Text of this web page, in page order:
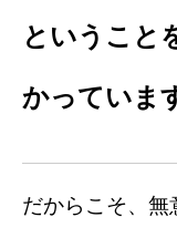
ということ
かっていま
だからこそ、無